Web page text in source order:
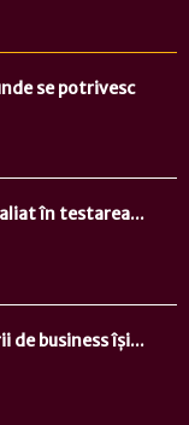
se potrivesc
în testarea...
de business își...